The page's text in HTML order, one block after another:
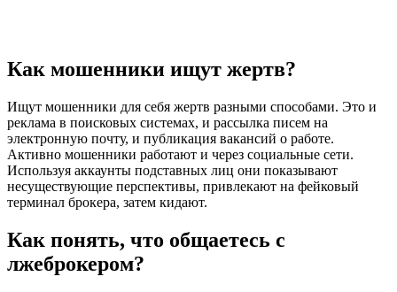
Как мошенники ищут жертв?
Ищут мошенники для себя жертв разными способами. Это и
реклама в поисковых системах, и рассылка писем на
электронную почту, и публикация вакансий о работе.
Активно мошенники работают и через социальные сети.
Используя аккаунты подставных лиц они показывают
несуществующие перспективы, привлекают на фейковый
терминал брокера, затем кидают.
Как понять, что общаетесь с
лжеброкером?